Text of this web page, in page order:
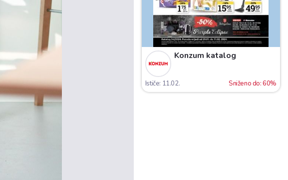
Konzum katalog
Ističe: 11.02. Sniženo do: 60%